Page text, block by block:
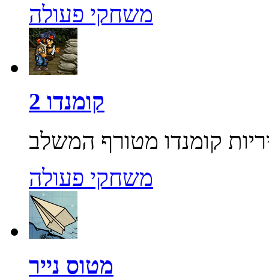
משחקי פעולה
קומנדו 2
משחקי פעולה
מטוס נייר